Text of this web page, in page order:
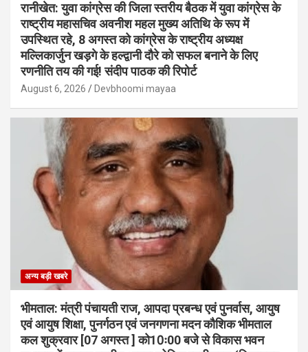
रानीखेत: युवा कांग्रेस की जिला स्तरीय बैठक में युवा कांग्रेस के
राष्ट्रीय महासचिव अवनीश महल मुख्य अतिथि के रूप में
उपस्थित रहे, 8 अगस्त को कांग्रेस के राष्ट्रीय अध्यक्ष
मल्लिकार्जुन खड़गे के हल्द्वानी दौरे को सफल बनाने के लिए
रणनीति तय की गई! संदीप पाठक की रिपोर्ट
August 6, 2026 Devbhoomi mayaa
अन्य बड़ी खबरे
भीमताल: मंत्री पंचायती राज, आपदा प्रबन्ध एवं पुनर्वास, आयुष
एवं आयुष शिक्षा, पुनर्गठन एवं जनगणना मदन कौशिक भीमताल
कल शुक्रवार [07 अगस्त ] को10ः00 बजे से विकास भवन